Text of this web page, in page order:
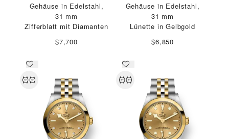
Gehäuse in Edelstahl,
31 mm
Zifferblatt mit Diamanten
$7,700
Gehäuse in Edelstahl,
31 mm
Lünette in Gelbgold
$6,850